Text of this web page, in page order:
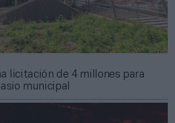
licitación de 4 millones para
municipal